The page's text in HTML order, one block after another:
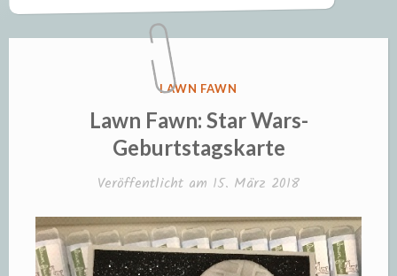
VERÖFFENTLICHT
LAWN FAWN
Lawn Fawn: Star Wars-
Geburtstagskarte
Veröffentlicht am 15. März 2018